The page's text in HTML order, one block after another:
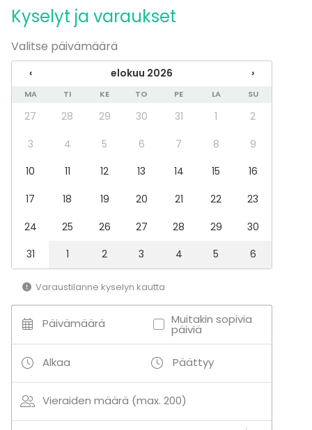
Kyselyt ja varaukset
Valitse päivämäärä
‹ elokuu 2026 ›
MA TI KE TO PE LA SU
27 28 29 30 31 1
2
3
4 5 6 7 8
9
10
11 12 13 14 15
16
17
18 19 20 21 22
23
24
25 26 27 28 29
30
31
1 2 3 4 5 6
Varaustilanne kyselyn kautta
Päivämäärä Muitakin sopivia
päiviä
Alkaa Päättyy
Vieraiden määrä (max. 200)